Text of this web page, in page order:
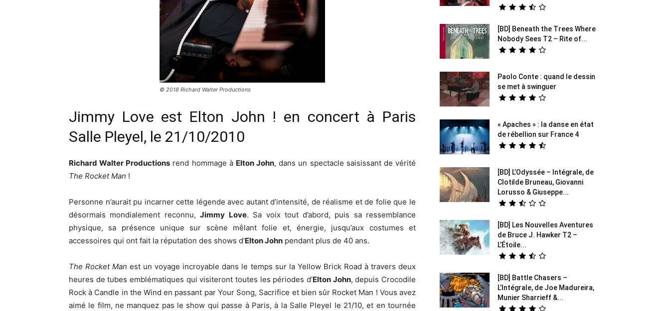
© 2018 Richard Walter Productions
Jimmy Love est Elton John ! en concert à Paris
Salle Pleyel, le 21/10/2010
Richard Walter Productions rend hommage à Elton John, dans un spectacle saisissant de vérité
The Rocket Man !
Personne n’aurait pu incarner cette légende avec autant d’intensité, de réalisme et de folie que le
désormais mondialement reconnu, Jimmy Love. Sa voix tout d’abord, puis sa ressemblance
physique, sa présence unique sur scène mêlant folie et, énergie, jusqu’aux costumes et
accessoires qui ont fait la réputation des shows d’Elton John pendant plus de 40 ans.
The Rocket Man est un voyage incroyable dans le temps sur la Yellow Brick Road à travers deux
heures de tubes emblématiques qui visiteront toutes les périodes d’Elton John, depuis Crocodile
Rock à Candle in the Wind en passant par Your Song, Sacrifice et bien sûr Rocket Man ! Vous avez
aimé le film, ne manquez pas le show qui passe à Paris, à la Salle Pleyel le 21/10, et en tournée
[BD] Beneath the Trees Where
Nobody Sees T2 – Rite of...
Paolo Conte : quand le dessin
se met à swinguer
« Apaches » : la danse en état
de rébellion sur France 4
[BD] L’Odyssée – Intégrale, de
Clotilde Bruneau, Giovanni
Lorusso & Giuseppe...
[BD] Les Nouvelles Aventures
de Bruce J. Hawker T2 –
L’Étoile...
[BD] Battle Chasers –
L’Intégrale, de Joe Madureira,
Munier Sharrieff &...